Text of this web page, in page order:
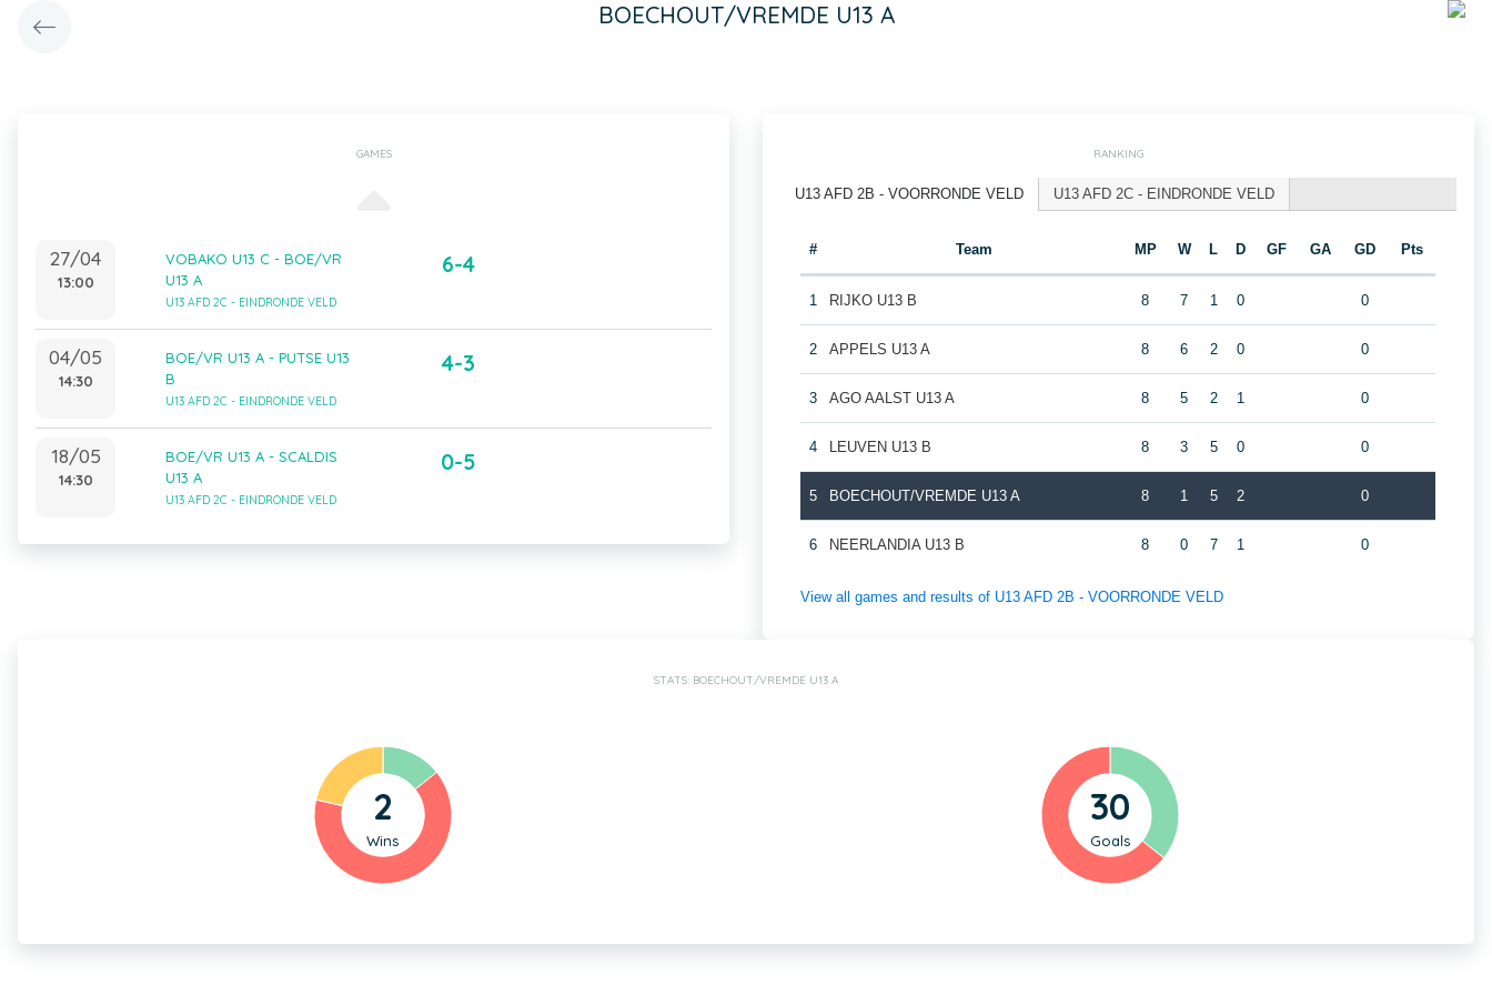
BOECHOUT/VREMDE U13 A
GAMES
27/04
13:00
VOBAKO U13 C - BOE/VR
U13 A
U13 AFD 2C - EINDRONDE VELD
6-4
04/05
14:30
BOE/VR U13 A - PUTSE U13
B
U13 AFD 2C - EINDRONDE VELD
4-3
18/05
14:30
BOE/VR U13 A - SCALDIS
U13 A
U13 AFD 2C - EINDRONDE VELD
0-5
RANKING
U13 AFD 2B - VOORRONDE VELD U13 AFD 2C - EINDRONDE VELD
# Team MP W L D GF GA GD Pts
1 RIJKO U13 B 8 7 1 0 0
2 APPELS U13 A 8 6 2 0 0
3 AGO AALST U13 A 8 5 2 1 0
4 LEUVEN U13 B 8 3 5 0 0
5 BOECHOUT/VREMDE U13 A 8 1 5 2 0
6 NEERLANDIA U13 B 8 0 7 1 0
View all games and results of U13 AFD 2B - VOORRONDE VELD
STATS: BOECHOUT/VREMDE U13 A
2
Wins
30
Goals